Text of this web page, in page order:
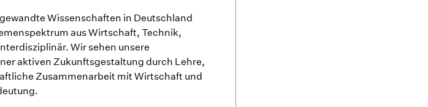
Wissenschaften in Deutschland
aus Wirtschaft, Technik,
Wir sehen unsere
aktiven Zukunftsgestaltung durch Lehre,
Zusammenarbeit mit Wirtschaft und